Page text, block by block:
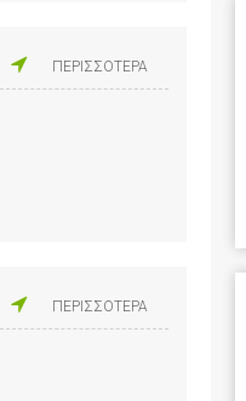
ΠΕΡΙΣΣΟΤΕΡΑ
ΠΕΡΙΣΣΟΤΕΡΑ